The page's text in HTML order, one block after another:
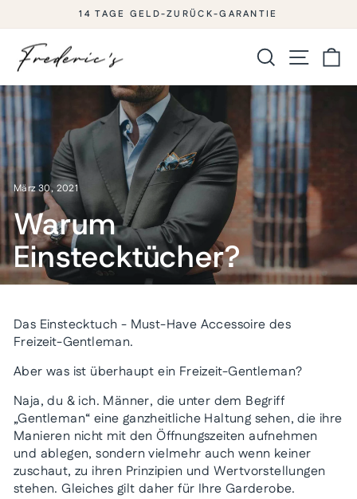
zum
Inhalt
Pause
14 TAGE GELD-ZURÜCK-GARANTIE
Suche
März 30, 2021
Warum
Einstecktücher?
Das Einstecktuch - Must-Have Accessoire des
Freizeit-Gentleman.
Aber was ist überhaupt ein Freizeit-Gentleman?
Naja, du & ich. Männer, die unter dem Begriff
„Gentleman“ eine ganzheitliche Haltung sehen, die ihre
Manieren nicht mit den Öffnungszeiten aufnehmen
und ablegen, sondern vielmehr auch wenn keiner
zuschaut, zu ihren Prinzipien und Wertvorstellungen
stehen. Gleiches gilt daher für Ihre Garderobe.